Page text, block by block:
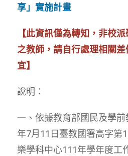
享」實施計畫
【此資訊僅為轉知，非校
之教師，請自行處理相關
宜】
說明：
一、依據教育部國民及學
年7月11日臺教國署高字第
樂學科中心111年學年度工